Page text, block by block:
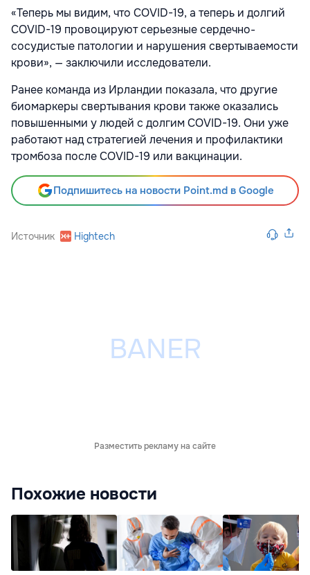
«Теперь мы видим, что COVID-19, а теперь и долгий
COVID-19 провоцируют серьезные сердечно-
сосудистые патологии и нарушения свертываемости
крови», — заключили исследователи.
Ранее команда из Ирландии показала, что другие
биомаркеры свертывания крови также оказались
повышенными у людей с долгим COVID-19. Они уже
работают над стратегией лечения и профилактики
тромбоза после COVID-19 или вакцинации.
Подпишитесь на новости Point.md в Google
Источник Hightech
Разместить рекламу на сайте
Похожие новости